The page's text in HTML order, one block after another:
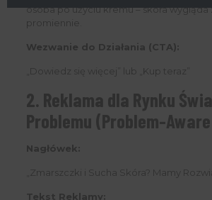
osoba po użyciu kremu – skóra wygląda
promiennie.
Wezwanie do Działania (CTA):
„Dowiedz się więcej” lub „Kup teraz”
2. Reklama dla Rynku
Problemu (Problem-
Nagłówek:
„Zmarszczki i Sucha Skóra? Mamy
Tekst Reklamy: